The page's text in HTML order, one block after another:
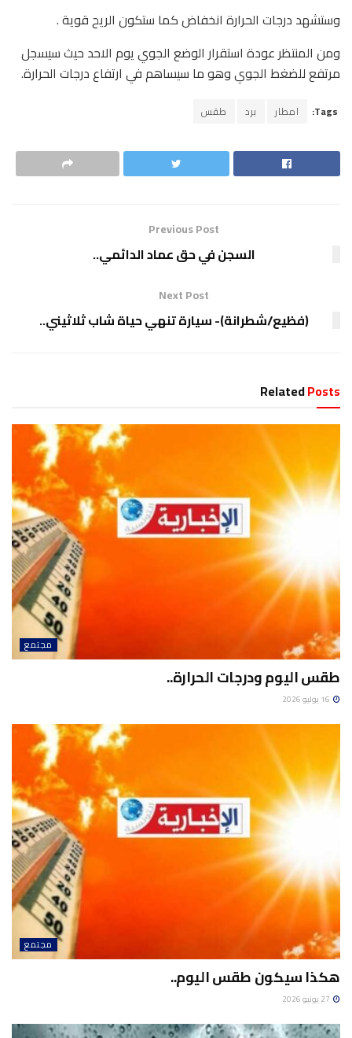
وستشهد درجات الحرارة انخفاض كما ستكون الريح قوية .
ومن المنتظر عودة استقرار الوضع الجوي يوم الاحد حيث سيسجل
مرتفع للضغط الجوي وهو ما سيساهم في ارتفاع درجات الحرارة.
Tags: امطار برد طقس
Previous Post
السجن في حق عماد الدائمي..
Next Post
(فظيع/شطرانة)- سيارة تنهي حياة شاب ثلاثيني..
RelatedPosts
مجتمع
طقس اليوم ودرجات الحرارة..
مجتمع
هكذا سيكون طقس اليوم..